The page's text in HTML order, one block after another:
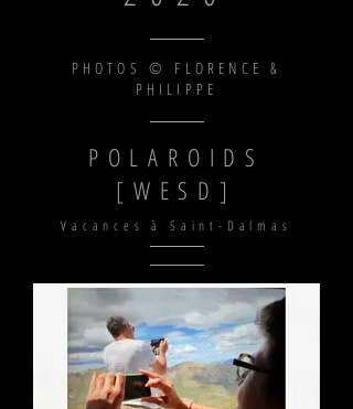
PHOTOS © FLORENCE &
PHILIPPE
POLAROIDS
[WESD]
Vacances à Saint-Dalmas